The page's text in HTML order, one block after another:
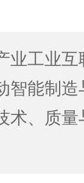
业工业
智能制
术、质